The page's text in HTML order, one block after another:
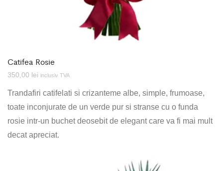
Catifea Rosie
350,00 lei inclusiv TVA
Trandafiri catifelati si crizanteme albe, simple, frumoase,
toate inconjurate de un verde pur si stranse cu o funda
rosie intr-un buchet deosebit de elegant care va fi mai mult
decat apreciat.